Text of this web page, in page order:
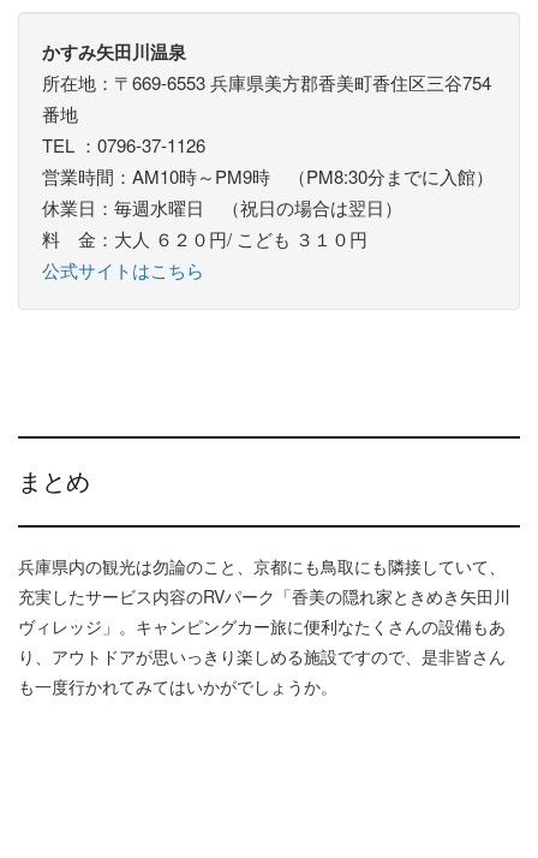
かすみ矢田川温泉
所在地：〒669-6553 兵庫県美方郡香美町香住区三谷754
番地
TEL ：0796-37-1126
営業時間：AM10時～PM9時 （PM8:30分までに入館）
休業日：毎週水曜日 （祝日の場合は翌日）
料 金：大人 ６２０円/ こども ３１０円
公式サイトはこちら
まとめ
兵庫県内の観光は勿論のこと、京都にも鳥取にも隣接していて、
充実したサービス内容のRVパーク「香美の隠れ家ときめき矢田川
ヴィレッジ」。キャンピングカー旅に便利なたくさんの設備もあ
り、アウトドアが思いっきり楽しめる施設ですので、是非皆さん
も一度行かれてみてはいかがでしょうか。